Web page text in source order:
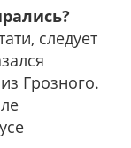
следует
Грозного.